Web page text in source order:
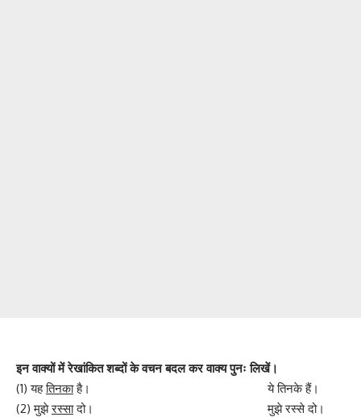
इन वाक्यों में रेखांकित शब्दों के वचन बदल कर वाक्य पुनः लिखें।
(1) यहतिनकाहै। ये तिनके हैं।
(2) मुझेरस्सादो। मुझे रस्से दो।